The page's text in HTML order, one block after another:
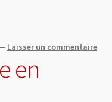
Laisser un commentaire
en